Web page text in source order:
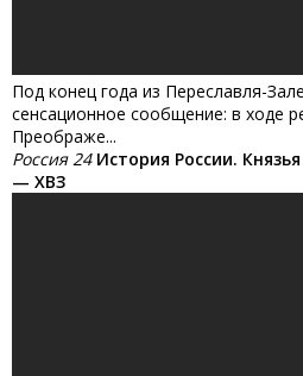
Под конец года из Переславля-
сенсационное сообщение: в ходе
Преображе...
Россия 24 История России.
— ХВЗ